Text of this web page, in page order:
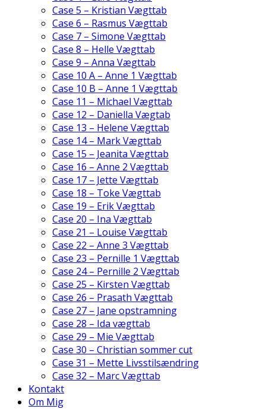
Case 5 – Kristian Vægttab
Case 6 – Rasmus Vægttab
Case 7 – Simone Vægttab
Case 8 – Helle Vægttab
Case 9 – Anna Vægttab
Case 10 A – Anne 1 Vægttab
Case 10 B – Anne 1 Vægttab
Case 11 – Michael Vægttab
Case 12 – Daniella Vægtab
Case 13 – Helene Vægttab
Case 14 – Mark Vægttab
Case 15 – Jeanita Vægttab
Case 16 – Anne 2 Vægttab
Case 17 – Jette Vægttab
Case 18 – Toke Vægttab
Case 19 – Erik Vægttab
Case 20 – Ina Vægttab
Case 21 – Louise Vægttab
Case 22 – Anne 3 Vægttab
Case 23 – Pernille 1 Vægttab
Case 24 – Pernille 2 Vægttab
Case 25 – Kirsten Vægttab
Case 26 – Prasath Vægttab
Case 27 – Jane opstramning
Case 28 – Ida vægttab
Case 29 – Mie Vægttab
Case 30 – Christian sommer cut
Case 31 – Mette Livsstilsændring
Case 32 – Marc Vægttab
Kontakt
Om Mig